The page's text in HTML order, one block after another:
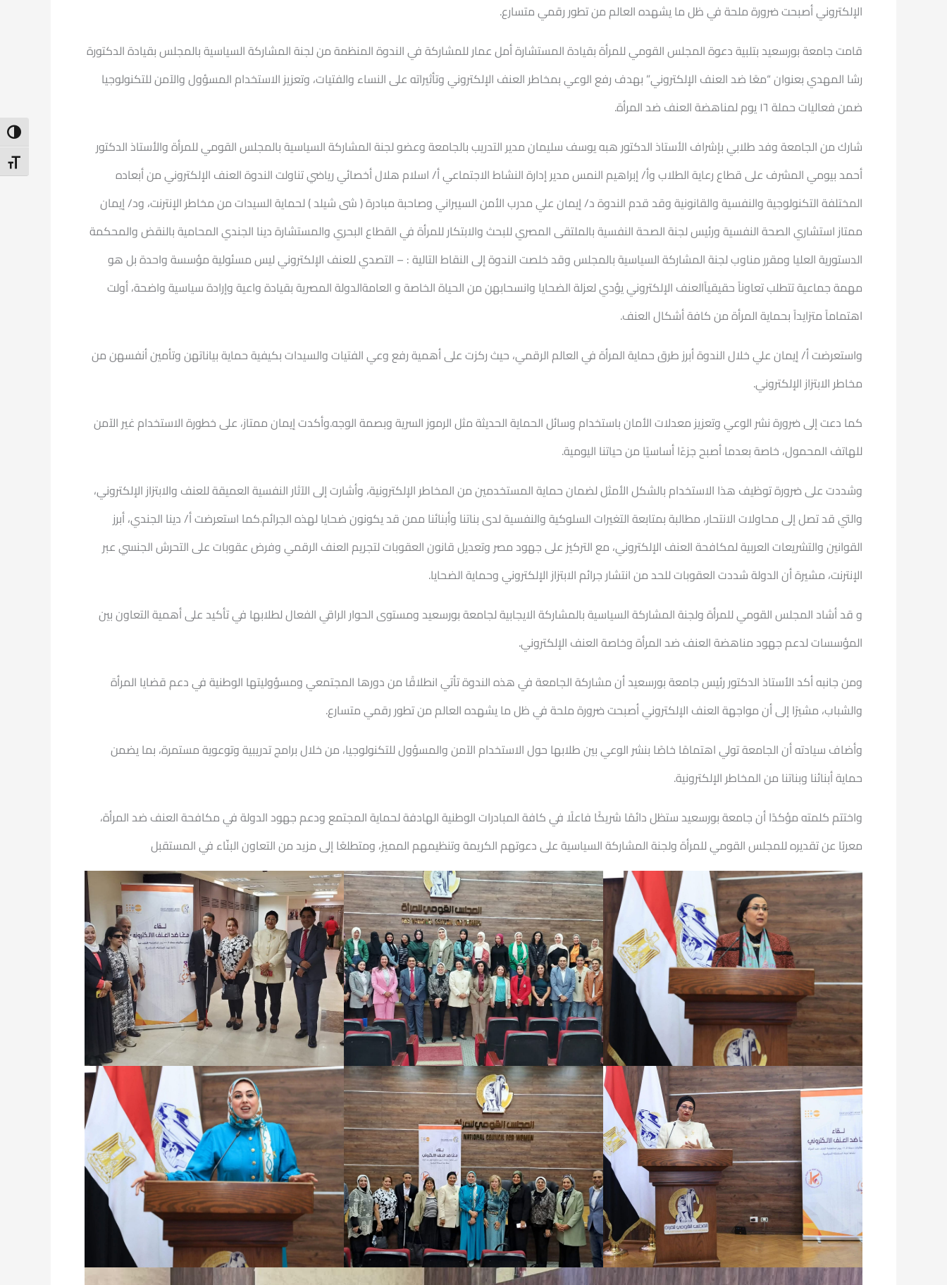
الإلكتروني أصبحت ضرورة ملحة في ظل ما يشهده العالم من تطور رقمي متسارع.
قامت جامعة بورسعيد بتلبية دعوة المجلس القومي للمرأة بقيادة المستشارة أمل عمار للمشاركة في الندوة المنظمة من لجنة المشاركة السياسية بالمجلس بقيادة الدكتورة
رشا المهدي بعنوان “معًا ضد العنف الإلكتروني” بهدف رفع الوعي بمخاطر العنف الإلكتروني وتأثيراته على النساء والفتيات، وتعزيز الاستخدام المسؤول والآمن للتكنولوجيا
ضمن فعاليات حملة ١٦ يوم لمناهضة العنف ضد المرأة.
شارك من الجامعة وفد طلابي بإشراف الأستاذ الدكتور هبه يوسف سليمان مدير التدريب بالجامعة وعضو لجنة المشاركة السياسية بالمجلس القومي للمرأة والأستاذ الدكتور
أحمد بيومي المشرف على قطاع رعاية الطلاب وأ/ إبراهيم النمس مدير إدارة النشاط الاجتماعي أ/ اسلام هلال أخصائي رياضي تناولت الندوة العنف الإلكتروني من أبعاده
المختلفة التكنولوجية والنفسية والقانونية وقد قدم الندوة د/ إيمان علي مدرب الأمن السيبراني وصاحبة مبادرة ( شى شيلد ) لحماية السيدات من مخاطر الإنترنت، ود/ إيمان
ممتاز استشاري الصحة النفسية ورئيس لجنة الصحة النفسية بالملتقى المصري للبحث والابتكار للمرأة في القطاع البحري والمستشارة دينا الجندي المحامية بالنقض والمحكمة
الدستورية العليا ومقرر مناوب لجنة المشاركة السياسية بالمجلس وقد خلصت الندوة إلى النقاط التالية : – التصدي للعنف الإلكتروني ليس مسئولية مؤسسة واحدة بل هو
مهمة جماعية تتطلب تعاوناً حقيقياًالعنف الإلكتروني يؤدي لعزلة الضحايا وانسحابهن من الحياة الخاصة و العامةالدولة المصرية بقيادة واعية وإرادة سياسية واضحة، أولت
اهتماماً متزايداً بحماية المرأة من كافة أشكال العنف.
واستعرضت أ/ إيمان علي خلال الندوة أبرز طرق حماية المرأة في العالم الرقمي، حيث ركزت على أهمية رفع وعي الفتيات والسيدات بكيفية حماية بياناتهن وتأمين أنفسهن من
مخاطر الابتزاز الإلكتروني.
كما دعت إلى ضرورة نشر الوعي وتعزيز معدلات الأمان باستخدام وسائل الحماية الحديثة مثل الرموز السرية وبصمة الوجه.وأكدت إيمان ممتاز، على خطورة الاستخدام غير الآمن
للهاتف المحمول، خاصة بعدما أصبح جزءًا أساسيًا من حياتنا اليومية.
وشددت على ضرورة توظيف هذا الاستخدام بالشكل الأمثل لضمان حماية المستخدمين من المخاطر الإلكترونية، وأشارت إلى الآثار النفسية العميقة للعنف والابتزاز الإلكتروني،
والتي قد تصل إلى محاولات الانتحار، مطالبة بمتابعة التغيرات السلوكية والنفسية لدى بناتنا وأبنائنا ممن قد يكونون ضحايا لهذه الجرائم.كما استعرضت أ/ دينا الجندي، أبرز
القوانين والتشريعات العربية لمكافحة العنف الإلكتروني، مع التركيز على جهود مصر وتعديل قانون العقوبات لتجريم العنف الرقمي وفرض عقوبات على التحرش الجنسي عبر
الإنترنت، مشيرة أن الدولة شددت العقوبات للحد من انتشار جرائم الابتزاز الإلكتروني وحماية الضحايا.
و قد أشاد المجلس القومي للمرأة ولجنة المشاركة السياسية بالمشاركة الايجابية لجامعة بورسعيد ومستوى الحوار الراقي الفعال لطلابها في تأكيد على أهمية التعاون بين
المؤسسات لدعم جهود مناهضة العنف ضد المرأة وخاصة العنف الإلكتروني.
ومن جانبه أكد الأستاذ الدكتور رئيس جامعة بورسعيد أن مشاركة الجامعة في هذه الندوة تأتي انطلاقًا من دورها المجتمعي ومسؤوليتها الوطنية في دعم قضايا المرأة
والشباب، مشيرًا إلى أن مواجهة العنف الإلكتروني أصبحت ضرورة ملحة في ظل ما يشهده العالم من تطور رقمي متسارع.
وأضاف سيادته أن الجامعة تولي اهتمامًا خاصًا بنشر الوعي بين طلابها حول الاستخدام الآمن والمسؤول للتكنولوجيا، من خلال برامج تدريبية وتوعوية مستمرة، بما يضمن
حماية أبنائنا وبناتنا من المخاطر الإلكترونية.
واختتم كلمته مؤكدًا أن جامعة بورسعيد ستظل دائمًا شريكًا فاعلًا في كافة المبادرات الوطنية الهادفة لحماية المجتمع ودعم جهود الدولة في مكافحة العنف ضد المرأة،
معربًا عن تقديره للمجلس القومي للمرأة ولجنة المشاركة السياسية على دعوتهم الكريمة وتنظيمهم المميز، ومتطلعًا إلى مزيد من التعاون البنّاء في المستقبل